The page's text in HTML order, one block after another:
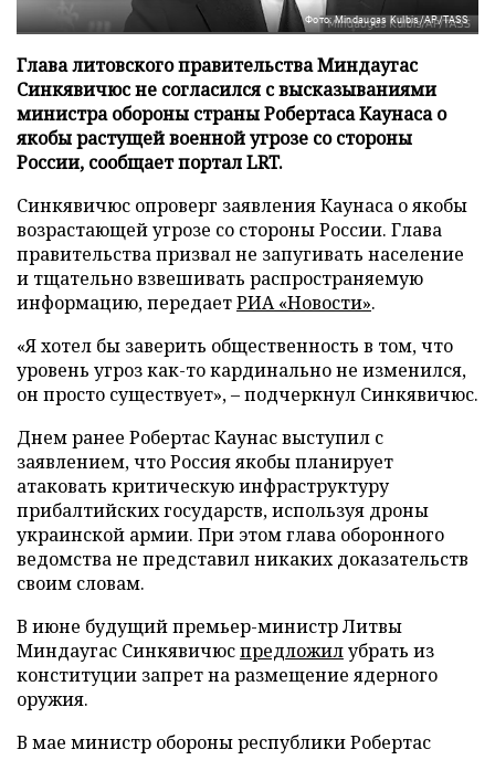
Фото: Mindaugas Kulbis/AP/TASS
Глава литовского правительства Миндаугас
Синкявичюс не согласился с высказываниями
министра обороны страны Робертаса Каунаса о
якобы растущей военной угрозе со стороны
России, сообщает портал LRT.
Синкявичюс опроверг заявления Каунаса о якобы
возрастающей угрозе со стороны России. Глава
правительства призвал не запугивать население
и тщательно взвешивать распространяемую
информацию, передаетРИА «Новости».
«Я хотел бы заверить общественность в том, что
уровень угроз как-то кардинально не изменился,
он просто существует», – подчеркнул Синкявичюс.
Днем ранее Робертас Каунас выступил с
заявлением, что Россия якобы планирует
атаковать критическую инфраструктуру
прибалтийских государств, используя дроны
украинской армии. При этом глава оборонного
ведомства не представил никаких доказательств
своим словам.
В июне будущий премьер-министр Литвы
Миндаугас Синкявичюспредложилубрать из
конституции запрет на размещение ядерного
оружия.
В мае министр обороны республики Робертас